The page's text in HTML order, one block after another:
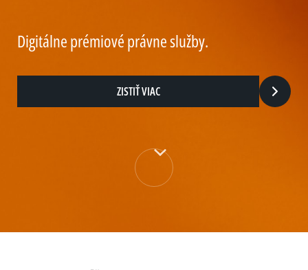
Digitálne prémiové právne služby.
ZISTIŤ VIAC